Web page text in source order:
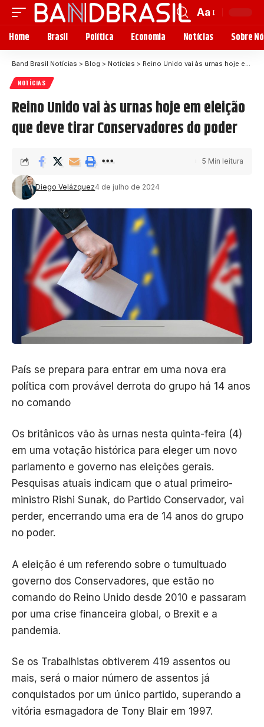
Aa
Home Brasil Política Economia Notícias Sobre
Band Brasil Notícias > Blog > Notícias > Reino Unido vai às urnas hoje em eleição que deve tirar Conservadores do poder
NOTÍCIAS
Reino Unido vai às urnas hoje em eleição
que deve tirar Conservadores do poder
Diego Velázquez4 de julho de 2024
5 Min leitura
País se prepara para entrar em uma nova era
política com provável derrota do grupo há 14 anos
no comando
Os britânicos vão às urnas nesta quinta-feira (4)
em uma votação histórica para eleger um novo
parlamento e governo nas eleições gerais.
Pesquisas atuais indicam que o atual primeiro-
ministro Rishi Sunak, do Partido Conservador, vai
perder, encerrando uma era de 14 anos do grupo
no poder.
A eleição é um referendo sobre o tumultuado
governo dos Conservadores, que estão no
comando do Reino Unido desde 2010 e passaram
por uma crise financeira global, o Brexit e a
pandemia.
Se os Trabalhistas obtiverem 419 assentos ou
mais, será o maior número de assentos já
conquistados por um único partido, superando a
vitória esmagadora de Tony Blair em 1997.